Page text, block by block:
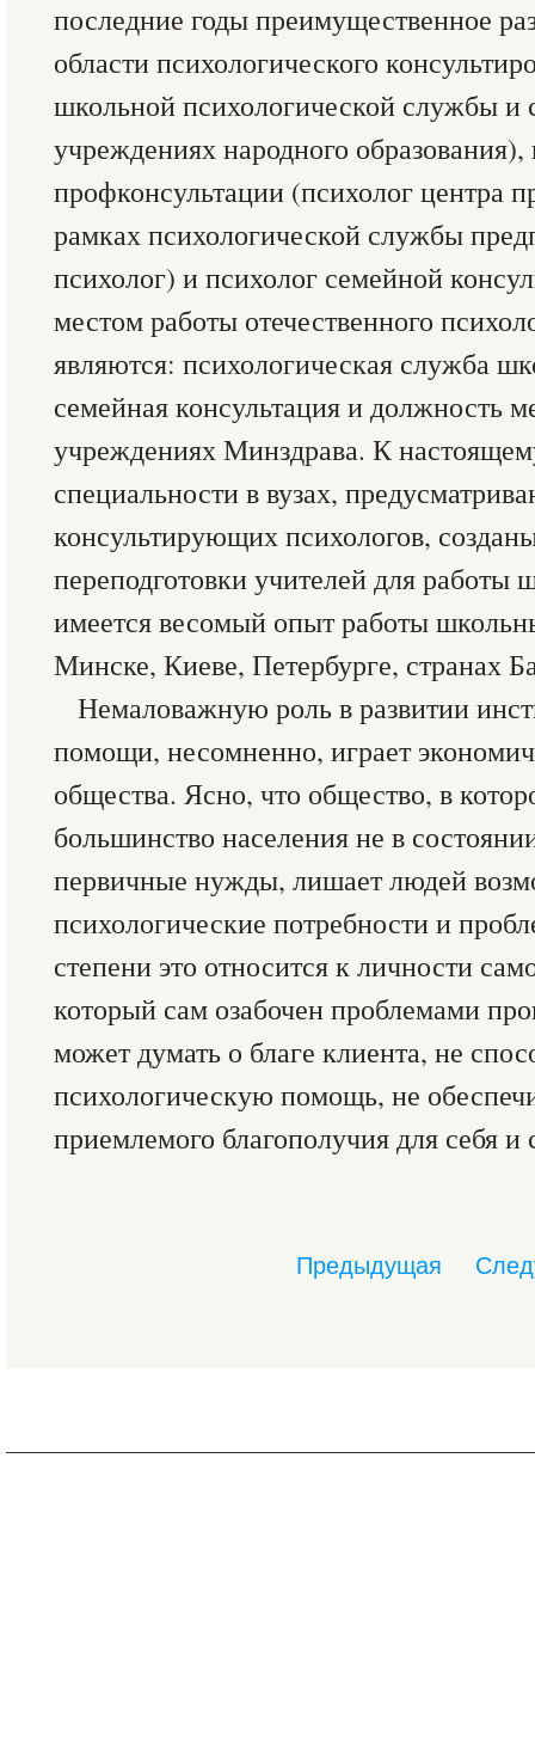
последние годы преимущественное
области психологического
школьной психологической службы и
учреждениях народного образования),
профконсультации (психолог центра
рамках психологической службы
психолог) и психолог семейной
местом работы отечественного
являются: психологическая служба
семейная консультация и должность
учреждениях Минздрава. К
специальности в вузах,
консультирующих психологов,
переподготовки учителей для
имеется весомый опыт работы
Минске, Киеве, Петербурге, странах
Немаловажную роль в развитии
помощи, несомненно, играет
общества. Ясно, что общество, в
большинство населения не в
первичные нужды, лишает людей
психологические потребности и
степени это относится к личности
который сам озабочен проблемами
может думать о благе клиента, не
психологическую помощь, не
приемлемого благополучия для себя и
Предыдущая